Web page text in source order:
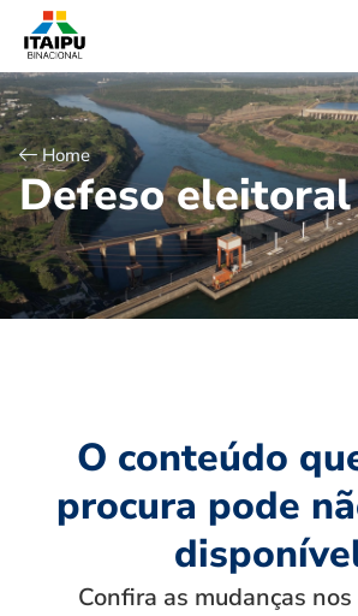
Home
Defeso eleitoral
O conteúdo
procura pode
Confira as mudanças